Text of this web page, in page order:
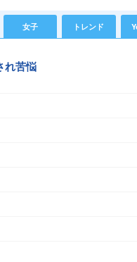
女子 トレンド
れ苦悩